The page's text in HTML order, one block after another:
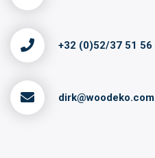
+32 (0)52/37 51 56
dirk@woodeko.com